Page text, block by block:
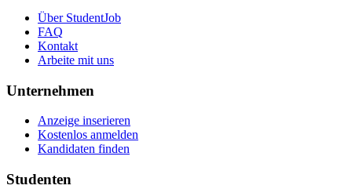
Über StudentJob
FAQ
Kontakt
Arbeite mit uns
Unternehmen
Anzeige inserieren
Kostenlos anmelden
Kandidaten finden
Studenten